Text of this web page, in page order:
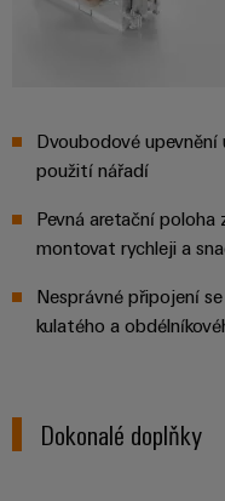
Dvoubodové
použití nářadí
Pevná aretační
montovat rychleji a
Nesprávné připojení
kulatého a
Dokonalé doplňky